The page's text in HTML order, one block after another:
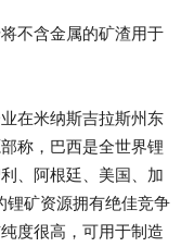
不含金属的矿渣用于
在米纳斯吉拉斯州东
称，巴西是全世界锂
、阿根廷、美国、加
锂矿资源拥有绝佳竞争
度很高，可用于制造